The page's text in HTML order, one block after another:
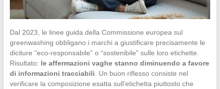
Dal 2023, le linee guida della Commissione europea sul
greenwashing obbligano i marchi a giustificare precisamente le
diciture “eco-responsabile” o “sostenibile” sulle loro etichette.
Risultato: le affermazioni vaghe stanno diminuendo a favore
di informazioni tracciabili . Un buon riflesso consiste nel
verificare la composizione esatta sull’etichetta piuttosto che